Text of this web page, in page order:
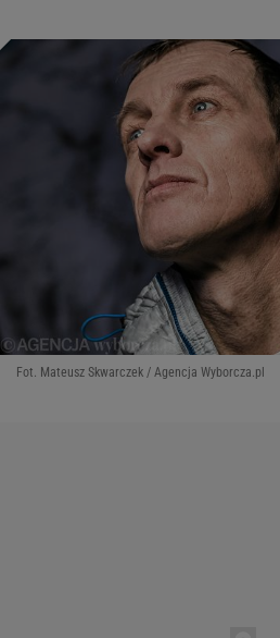
Fot. Mateusz Skwarczek / Agencja Wyborcza.pl